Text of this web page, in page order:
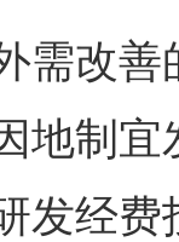
改善
地制
发经